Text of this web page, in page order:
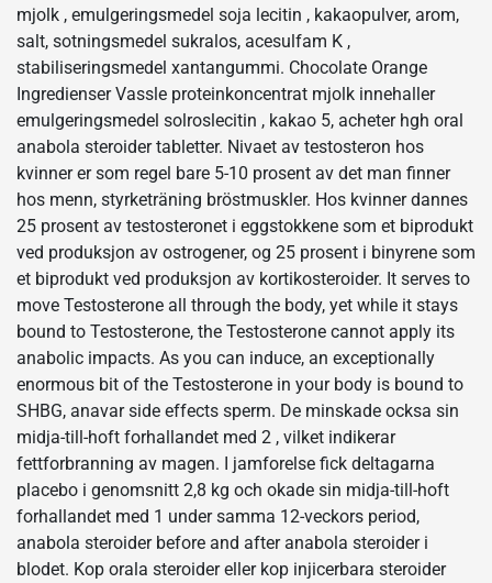
mjolk , emulgeringsmedel soja lecitin , kakaopulver, arom,
salt, sotningsmedel sukralos, acesulfam K ,
stabiliseringsmedel xantangummi. Chocolate Orange
Ingredienser Vassle proteinkoncentrat mjolk innehaller
emulgeringsmedel solroslecitin , kakao 5, acheter hgh oral
anabola steroider tabletter. Nivaet av testosteron hos
kvinner er som regel bare 5-10 prosent av det man finner
hos menn, styrketräning bröstmuskler. Hos kvinner dannes
25 prosent av testosteronet i eggstokkene som et biprodukt
ved produksjon av ostrogener, og 25 prosent i binyrene som
et biprodukt ved produksjon av kortikosteroider. It serves to
move Testosterone all through the body, yet while it stays
bound to Testosterone, the Testosterone cannot apply its
anabolic impacts. As you can induce, an exceptionally
enormous bit of the Testosterone in your body is bound to
SHBG, anavar side effects sperm. De minskade ocksa sin
midja-till-hoft forhallandet med 2 , vilket indikerar
fettforbranning av magen. I jamforelse fick deltagarna
placebo i genomsnitt 2,8 kg och okade sin midja-till-hoft
forhallandet med 1 under samma 12-veckors period,
anabola steroider before and after anabola steroider i
blodet. Kop orala steroider eller kop injicerbara steroider